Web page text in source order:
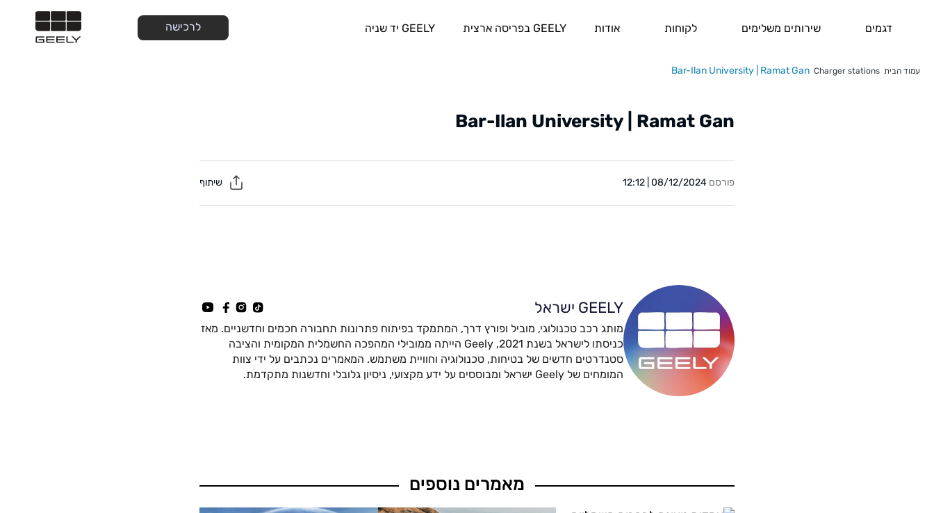
דגמים שירותים משלימים לקוחות אודות GEELY בפריסה ארצית GEELY יד שניה לרכישה
עמוד הבית Charger stations
Bar-Ilan University | Ramat Gan
Bar-Ilan University | Ramat Gan
פורסם 08/12/2024 | 12:12
GEELY ישראל
מותג רכב טכנולוגי, מוביל ופורץ דרך, המתמקד בפיתוח פתרונות תחבורה חכמים וחדשניים. מאז
כניסתו לישראל בשנת 2021, Geely הייתה ממובילי המהפכה החשמלית המקומית והציבה
סטנדרטים חדשים של בטיחות, טכנולוגיה וחוויית משתמש. המאמרים נכתבים על ידי צוות
המומחים של Geely ישראל ומבוססים על ידע מקצועי, ניסיון גלובלי וחדשנות מתקדמת.
מאמרים נוספים